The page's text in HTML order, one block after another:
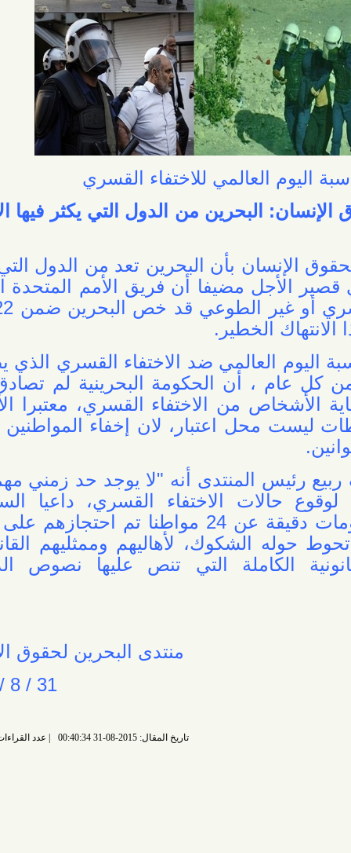
العالمي للاختفاء القسري
البحرين من الدول التي يكثر فيها الاختفاء
بأن البحرين تعد من الدول التي يشيع
مضيفا أن فريق الأمم المتحدة المعني
بحالات الاختفاء القسري أو غير الطوعي قد خص البحرين ضمن 22 دولة
الخطير.
العالمي ضد الاختفاء القسري الذي يصادف
، أن الحكومة البحرينية لم تصادق على
من الاختفاء القسري، معتبرا الأسباب
محل اعتبار، لان إخفاء المواطنين قسريا
المنتدى أنه "لا يوجد حد زمني مهما كان
الاختفاء القسري، داعيا السلطات
البحرينية تقديم معلومات دقيقة عن 24 مواطنا تم احتجازهم على خلفية
الشكوك، لأهاليهم وممثليهم القانونيين،
الكاملة التي تنص عليها نصوص الدستور
منتدى البحرين لحقوق الإنسان
عدد القراءات: 6027 قراءة |